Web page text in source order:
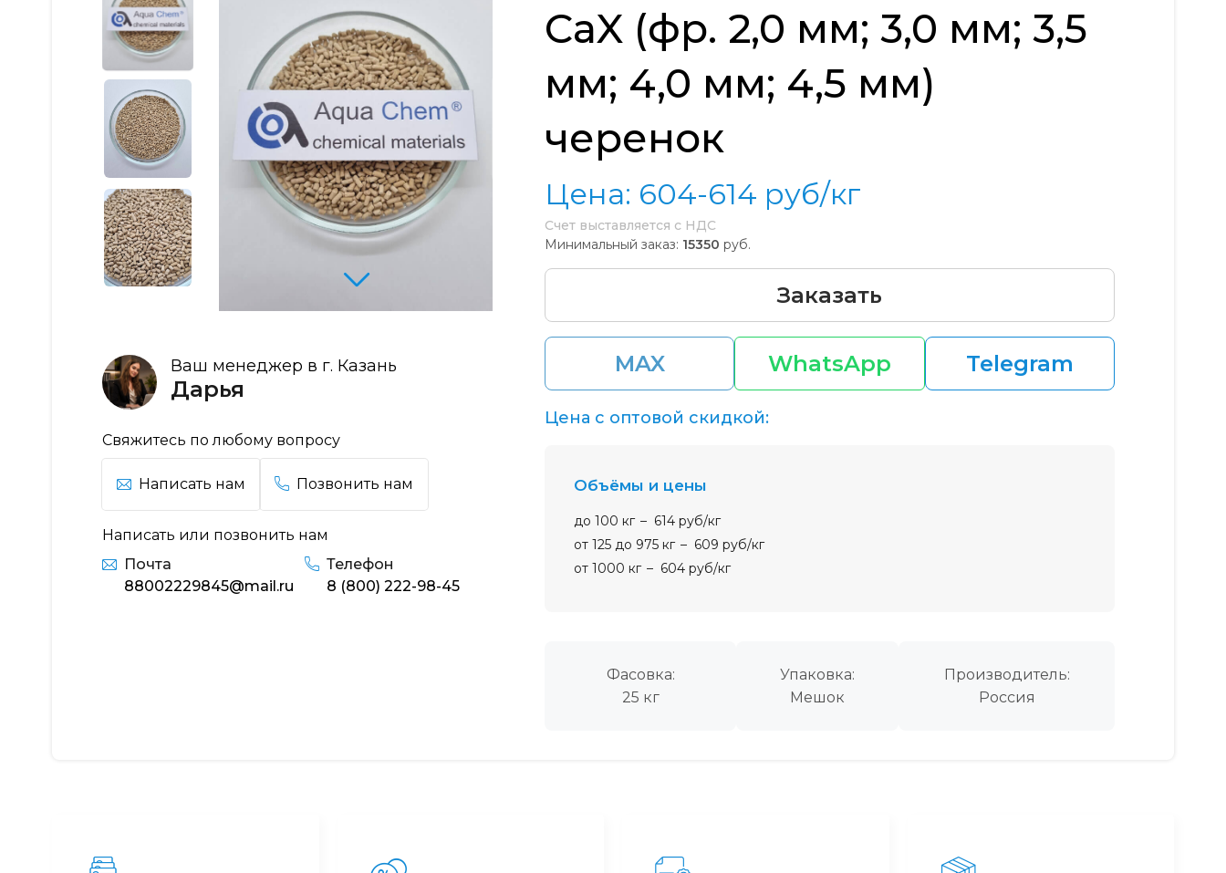
Ваш менеджер в г. Казань
Дарья
Свяжитесь по любому вопросу
Написать нам Позвонить нам
Написать или позвонить нам
Почта
88002229845@mail.ru
Телефон
8 (800) 222-98-45
CaX (фр. 2,0 мм; 3,0 мм; 3,5
мм; 4,0 мм; 4,5 мм)
черенок
Цена: 604-614 руб/кг
Счет выставляется с НДС
Минимальный заказ: 15350 руб.
Заказать
MAX WhatsApp Telegram
Фасовка:
25 кг
Упаковка:
Мешок
Производитель:
Россия
Цена с оптовой скидкой:
Объёмы и цены
до 100 кг
614 руб/кг
от 125 до 975 кг
609 руб/кг
от 1000 кг
604 руб/кг